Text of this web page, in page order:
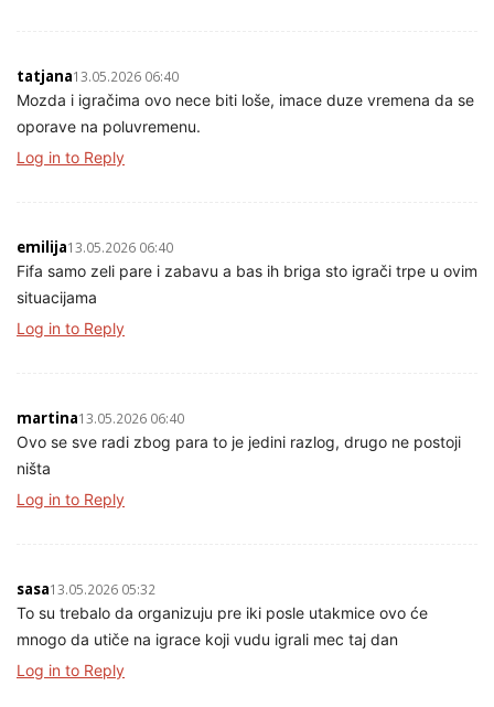
tatjana13.05.2026 06:40
Mozda i igračima ovo nece biti loše, imace duze vremena da se
oporave na poluvremenu.
Log in to Reply
emilija13.05.2026 06:40
Fifa samo zeli pare i zabavu a bas ih briga sto igrači trpe u ovim
situacijama
Log in to Reply
martina13.05.2026 06:40
Ovo se sve radi zbog para to je jedini razlog, drugo ne postoji
ništa
Log in to Reply
sasa13.05.2026 05:32
To su trebalo da organizuju pre iki posle utakmice ovo će
mnogo da utiče na igrace koji vudu igrali mec taj dan
Log in to Reply